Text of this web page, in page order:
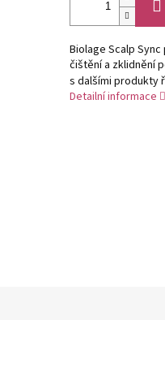
Biolage Scalp
čištění a zklidnění
s dalšími produkty
Detailní informace